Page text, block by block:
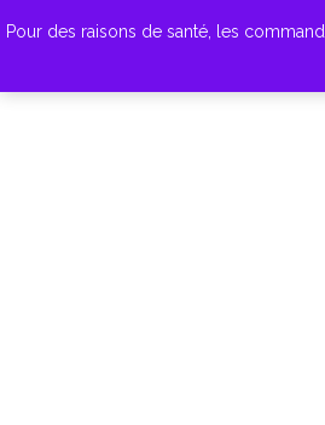
Pour des raisons de santé, les